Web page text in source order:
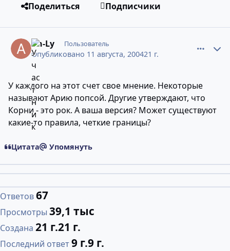
Поделиться Подписчики
An-Ly Пользователь
Опубликовано 11 августа, 200421 г.
У каждого на этот счет свое мнение. Некоторые
называют Арию попсой. Другие утверждают, что
Корни - это рок. А ваша версия? Может существуют
какие-то правила, четкие границы?
Цитата Упомянуть
Ответов67
Просмотры 39,1 тыс
Создана 21 г.21 г.
Последний ответ9 г.9 г.